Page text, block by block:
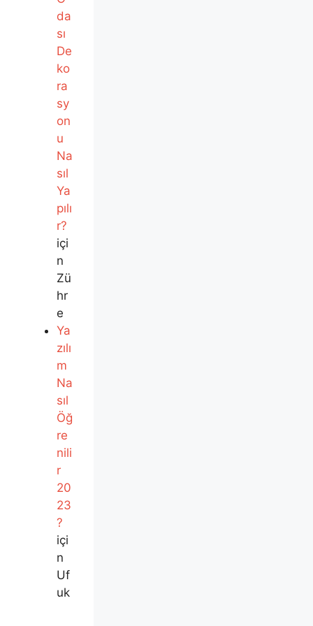
da
sı
De
ko
ra
sy
on
u
Na
sıl
Ya
pılı
r?
içi
n
Zü
hr
e
Ya
zılı
m
Na
sıl
Öğ
re
nili
r
20
23
?
içi
n
Uf
uk